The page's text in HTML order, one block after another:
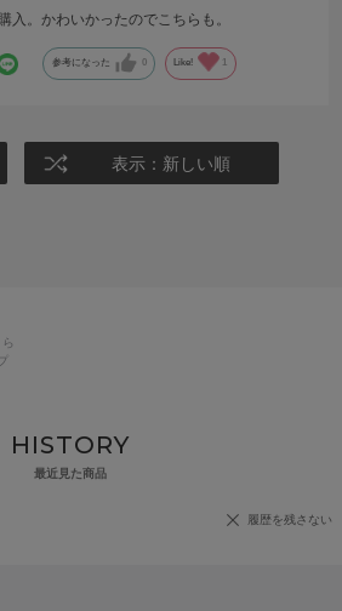
入。かわいかったのでこちらも。
参考になった 0 Like! 1
表示：新しい順
HISTORY
最近見た商品
履歴を残さない